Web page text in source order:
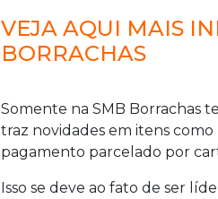
VEJA AQUI MAIS
BORRACHAS
Somente na SMB Borrachas
traz novidades em itens
pagamento parcelado por
Isso se deve ao fato de ser